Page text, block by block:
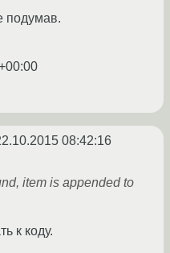
подумав.
08:42:16
item is appended to
к коду.